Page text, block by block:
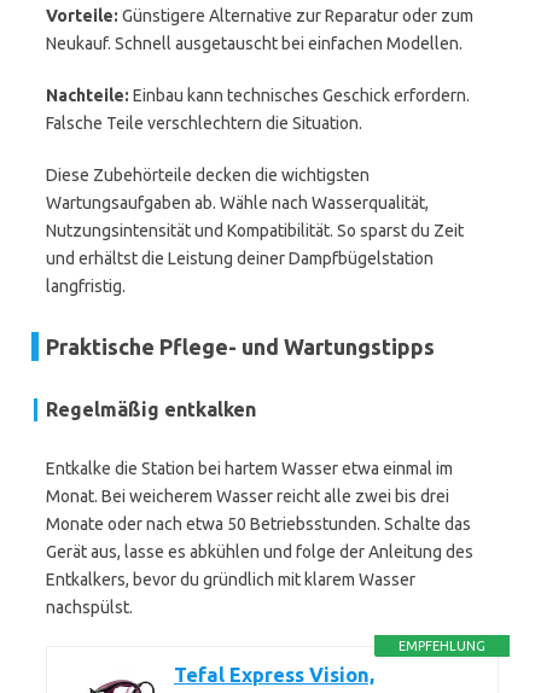
Vorteile: Günstigere Alternative zur Reparatur oder zum
Neukauf. Schnell ausgetauscht bei einfachen Modellen.
Nachteile: Einbau kann technisches Geschick erfordern.
Falsche Teile verschlechtern die Situation.
Diese Zubehörteile decken die wichtigsten
Wartungsaufgaben ab. Wähle nach Wasserqualität,
Nutzungsintensität und Kompatibilität. So sparst du Zeit
und erhältst die Leistung deiner Dampfbügelstation
langfristig.
Praktische Pflege- und Wartungstipps
Regelmäßig entkalken
Entkalke die Station bei hartem Wasser etwa einmal im
Monat. Bei weicherem Wasser reicht alle zwei bis drei
Monate oder nach etwa 50 Betriebsstunden. Schalte das
Gerät aus, lasse es abkühlen und folge der Anleitung des
Entkalkers, bevor du gründlich mit klarem Wasser
nachspülst.
EMPFEHLUNG
Tefal Express Vision,